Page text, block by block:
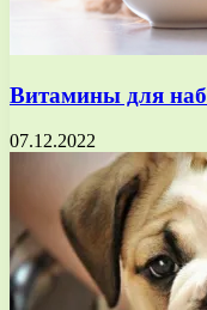
Витамины для
07.12.2022